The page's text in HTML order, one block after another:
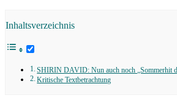
Inhaltsverzeichnis
SHIRIN DAVID: Nun auch noch „Sommerhit
Kritische Textbetrachtung